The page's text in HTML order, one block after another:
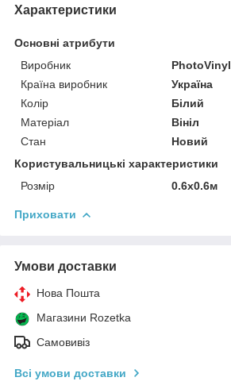
Характеристики
Основні атрибути
Виробник
PhotoVinyl
Країна виробник
Україна
Колір
Білий
Матеріал
Вініл
Стан
Новий
Користувальницькі характеристики
Розмір
0.6х0.6м
Приховати
Умови доставки
Нова Пошта
Магазини Rozetka
Самовивіз
Всі умови доставки